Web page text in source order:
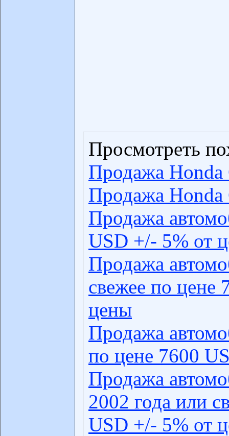
Просмотреть
Продажа
Продажа
Продажа
USD +/- 5% от
Продажа
свежее по цене
цены
Продажа
по цене 7600
Продажа
2002 года или
USD +/- 5% от